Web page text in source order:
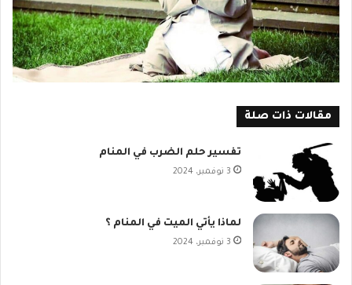
مقالات ذات صلة
تفسير حلم الضرب في المنام
3 نوفمبر، 2024
لماذا يأتي الميت في المنام ؟
3 نوفمبر، 2024